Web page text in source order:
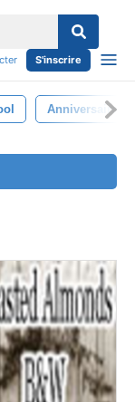
S'inscrire
Anniversaire